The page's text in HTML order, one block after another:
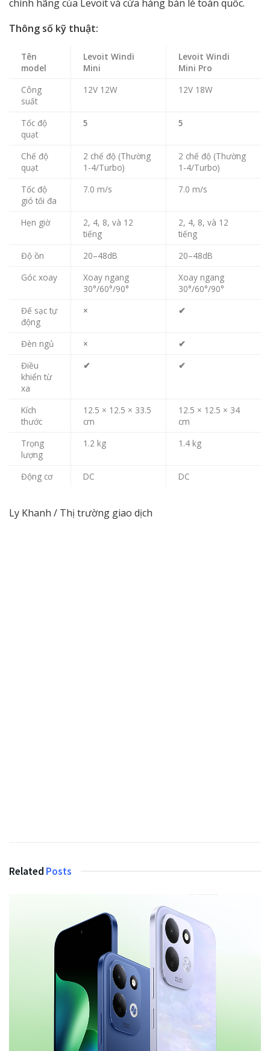
chính hãng của Levoit và cửa hàng bán lẻ toàn quốc.
Thông số kỹ thuật:
Tên
model
Levoit Windi
Mini
Levoit Windi
Mini Pro
Công
suất
12V 12W 12V 18W
Tốc độ
quạt
5 5
Chế độ
quạt
2 chế độ (Thường
1-4/Turbo)
2 chế độ (Thường
1-4/Turbo)
Tốc độ
gió tối đa
7.0 m/s 7.0 m/s
Hẹn giờ
2, 4, 8, và 12
tiếng
2, 4, 8, và 12
tiếng
Độ ồn
20–48dB
20–48dB
Góc xoay
Xoay ngang
30°/60°/90°
Xoay ngang
30°/60°/90°
Đế sạc tự
động
× ✔
Đèn ngủ ×
✔
Điều
khiển từ
xa
✔ ✔
Kích
thước
12.5 × 12.5 × 33.5
cm
12.5 × 12.5 × 34
cm
Trọng
lượng
1.2 kg 1.4 kg
Động cơ DC DC
Ly Khanh / Thị trường giao dịch
Related Posts